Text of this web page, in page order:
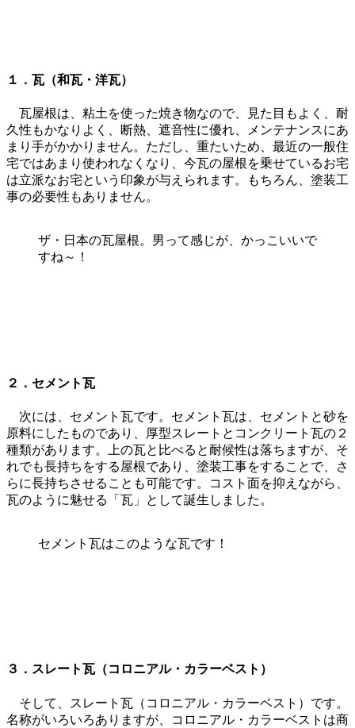
１．瓦（和瓦・洋瓦）
瓦屋根は、粘土を使った焼き物なので、見た目もよく、耐
久性もかなりよく、断熱、遮音性に優れ、メンテナンスにあ
まり手がかかりません。ただし、重たいため、最近の一般住
宅ではあまり使われなくなり、今瓦の屋根を乗せているお宅
は立派なお宅という印象が与えられます。もちろん、塗装工
事の必要性もありません。
ザ・日本の瓦屋根。男って感じが、かっこいいで
すね～！
２．セメント瓦
次には、セメント瓦です。セメント瓦は、セメントと砂を
原料にしたものであり、厚型スレートとコンクリート瓦の２
種類があります。上の瓦と比べると耐候性は落ちますが、そ
れでも長持ちをする屋根であり、塗装工事をすることで、さ
らに長持ちさせることも可能です。コスト面を抑えながら、
瓦のように魅せる「瓦」として誕生しました。
セメント瓦はこのような瓦です！
３．スレート瓦（コロニアル・カラーベスト）
そして、スレート瓦（コロニアル・カラーベスト）です。
名称がいろいろありますが、コロニアル・カラーベストは商